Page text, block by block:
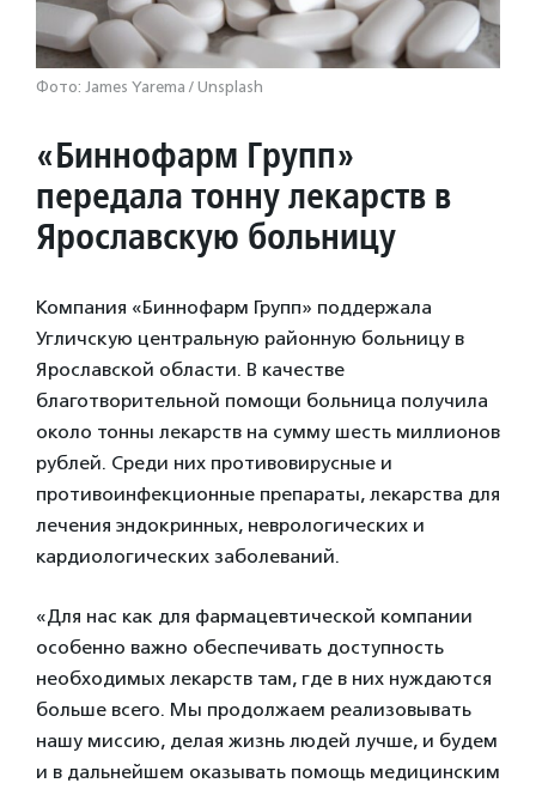
Фото: James Yarema / Unsplash
«Биннофарм Групп»
передала тонну лекарств в
Ярославскую больницу
Компания «Биннофарм Групп» поддержала
Угличскую центральную районную больницу в
Ярославской области. В качестве
благотворительной помощи больница получила
около тонны лекарств на сумму шесть миллионов
рублей. Среди них противовирусные и
противоинфекционные препараты, лекарства для
лечения эндокринных, неврологических и
кардиологических заболеваний.
«Для нас как для фармацевтической компании
особенно важно обеспечивать доступность
необходимых лекарств там, где в них нуждаются
больше всего. Мы продолжаем реализовывать
нашу миссию, делая жизнь людей лучше, и будем
и в дальнейшем оказывать помощь медицинским